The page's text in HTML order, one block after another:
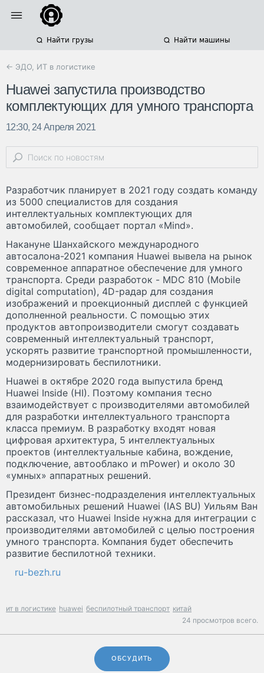
Найти грузы Найти машины
← ЭДО, ИТ в логистике
Huawei запустила производство
комплектующих для умного транспорта
12:30, 24 Апреля 2021
Разработчик планирует в 2021 году создать команду
из 5000 специалистов для создания
интеллектуальных комплектующих для
автомобилей, сообщает портал «Mind».
Накануне Шанхайского международного
автосалона-2021 компания Huawei вывела на рынок
современное аппаратное обеспечение для умного
транспорта. Среди разработок - MDC 810 (Mobile
digital computation), 4D-радар для создания
изображений и проекционный дисплей с функцией
дополненной реальности. С помощью этих
продуктов автопроизводители смогут создавать
современный интеллектуальный транспорт,
ускорять развитие транспортной промышленности,
модернизировать беспилотники.
Huawei в октябре 2020 года выпустила бренд
Huawei Inside (HI). Поэтому компания тесно
взаимодействует с производителями автомобилей
для разработки интеллектуального транспорта
класса премиум. В разработку входят новая
цифровая архитектура, 5 интеллектуальных
проектов (интеллектуальные кабина, вождение,
подключение, автооблако и mPower) и около 30
«умных» аппаратных решений.
Президент бизнес-подразделения интеллектуальных
автомобильных решений Huawei (IAS BU) Уильям Ван
рассказал, что Huawei Inside нужна для интеграции с
производителями автомобилей с целью построения
умного транспорта. Компания будет обеспечить
развитие беспилотной техники.
ru-bezh.ru
ит в логистике huawei беспилотный транспорт китай
24 просмотров всего.
ОБСУДИТЬ